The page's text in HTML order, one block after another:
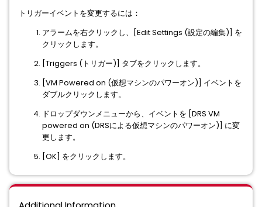
トリガーイベントを変更するには：
アラームを右クリックし、[Edit Settings (設定の編集)] を
クリックします。
[Triggers (トリガー)] タブをクリックします。
[VM Powered on (仮想マシンのパワーオン)] イベントを
ダブルクリックします。
ドロップダウンメニューから、イベントを [DRS VM
powered on (DRSによる仮想マシンのパワーオン)] に変
更します。
[OK] をクリックします。